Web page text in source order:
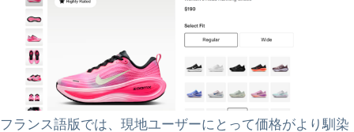
フランス語版では、現地ユーザーにとって価格がより馴染